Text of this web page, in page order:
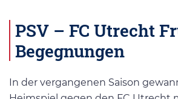
PSV – FC Utrecht
Begegnungen
In der vergangenen Saison